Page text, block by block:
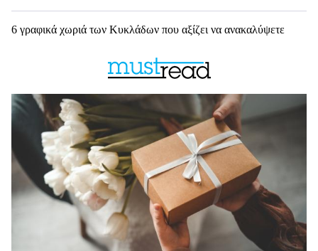
6 γραφικά χωριά των Κυκλάδων που αξίζει να ανακαλύψετε